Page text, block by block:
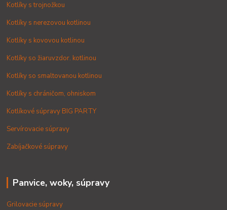
Kotlíky s trojnožkou
Kotlíky s nerezovou kotlinou
Kotlíky s kovovou kotlinou
Kotlíky so žiaruvzdor. kotlinou
Kotlíky so smaltovanou kotlinou
Kotlíky s chráničom, ohniskom
Kotlíkové súpravy BIG PARTY
Servírovacie súpravy
Zabíjačkové súpravy
Panvice, woky, súpravy
Grilovacie súpravy